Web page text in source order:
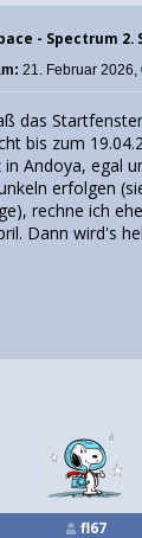
- Spectrum 2.
21. Februar 2026,
das
bis zum
Andoya, egal
erfolgen
rechne ich
Dann wird's
fl67